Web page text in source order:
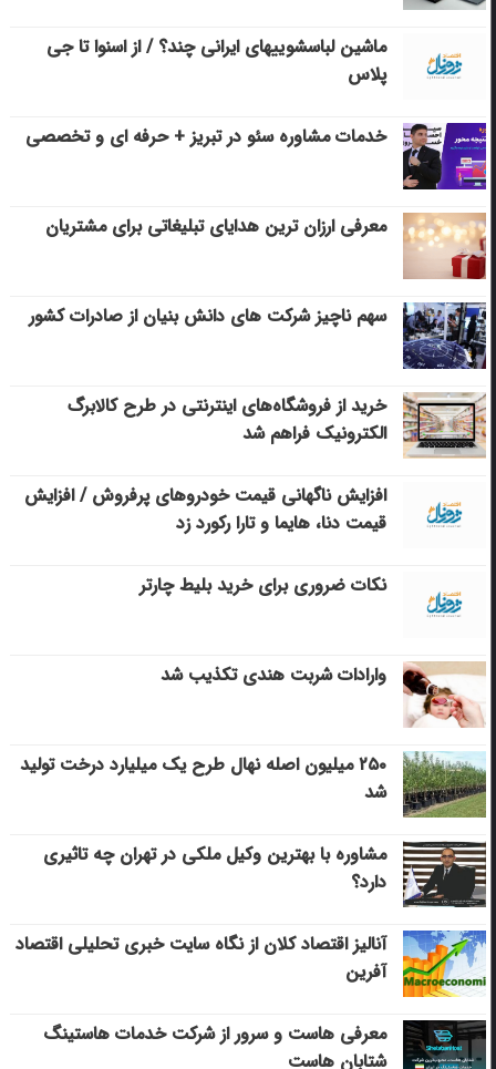
ماشین لباسشویی‎های ایرانی چند؟ / از اسنوا تا جی
پلاس
خدمات مشاوره سئو در تبریز + حرفه ای و تخصصی
معرفی ارزان ترین هدایای تبلیغاتی برای مشتریان
سهم ناچیز شرکت های دانش بنیان از صادرات کشور
خرید از فروشگاه‌های اینترنتی در طرح کالابرگ
الکترونیک فراهم شد
افزایش ناگهانی قیمت خودروهای پرفروش / افزایش
قیمت دنا، هایما و تارا رکورد زد
نکات ضروری برای خرید بلیط چارتر
وارادات شربت هندی تکذیب شد
۲۵۰ میلیون اصله نهال طرح یک میلیارد درخت تولید
شد
مشاوره با بهترین وکیل ملکی در تهران چه تاثیری
دارد؟
آنالیز اقتصاد کلان از نگاه سایت خبری تحلیلی اقتصاد
آفرین
معرفی هاست و سرور از شرکت خدمات هاستینگ
شتابان هاست